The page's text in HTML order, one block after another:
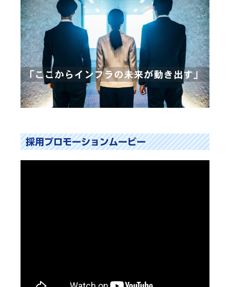
採用プロモーションムービー